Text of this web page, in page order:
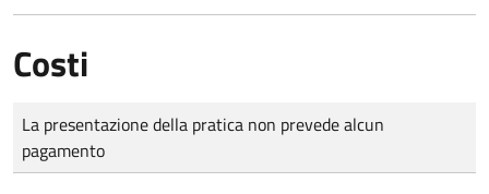
Costi
Tipo di pagamento
Importo
La presentazione della pratica non prevede alcun
pagamento